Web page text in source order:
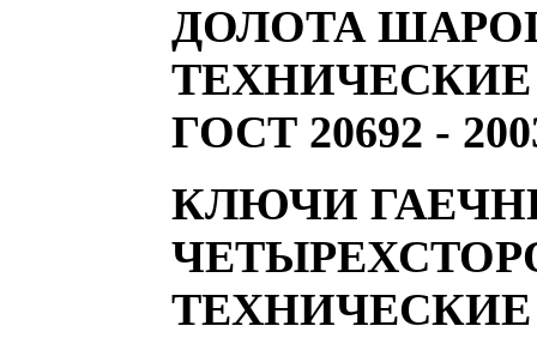
ДОЛОТА
ГОСТ 20692 -
КЛЮЧИ